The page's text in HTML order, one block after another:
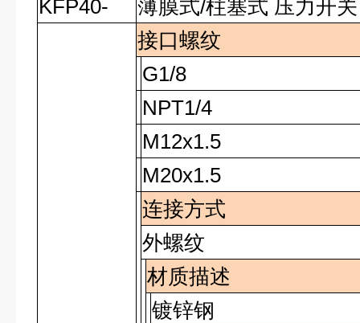
KFP40-
薄膜式/柱塞式 压力开关
接口螺纹
G1/8
NPT1/4
M12x1.5
M20x1.5
连接方式
外螺纹
材质描述
镀锌钢